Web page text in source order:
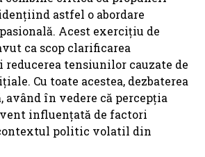
astfel o abordare
Acest exercițiu de
ca scop clarificarea
tensiunilor cauzate de
Cu toate acestea, dezbaterea
având în vedere că percepția
influențată de factori
politic volatil din